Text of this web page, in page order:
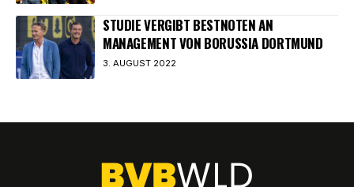
STUDIE VERGIBT BESTNOTEN AN
MANAGEMENT VON BORUSSIA DORTMUND
3. AUGUST 2022